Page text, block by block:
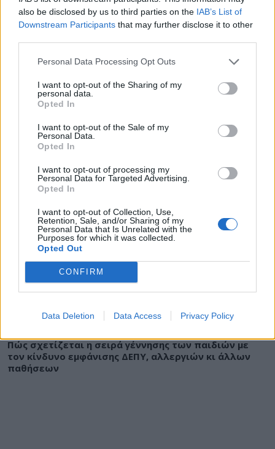
also be disclosed by us to third parties on the IAB’s List of
Downstream Participants that may further disclose it to other
Personal Data Processing Opt Outs
I want to opt-out of the Sharing of my
personal data.
Opted In
I want to opt-out of the Sale of my
Personal Data.
Opted In
I want to opt-out of processing my
Personal Data for Targeted Advertising.
Opted In
I want to opt-out of Collection, Use,
Retention, Sale, and/or Sharing of my
Personal Data that Is Unrelated with the
Purposes for which it was collected.
Opted Out
CONFIRM
Data Deletion Data Access Privacy Policy
Νοσοκομείο Βόλου: Δύο εκδοχές και μία ΕΔΕ για βίαιο
επεισόδιο – Με το μέρος των γιατρών ο Άδωνις
ΔΙΑΤΡΟΦΗ 10 Αυγούστου 2026 09:30
Διαβήτης και καλοκαιρινά φρούτα: Ποια
επιτρέπονται και τι χρειάζεται προσοχή
10 Αυγούστου 2026 08:45
Πώς σχετίζεται η σειρά γέννησης των παιδιών με
τον κίνδυνο εμφάνισης ΔΕΠΥ, αλλεργιών κι άλλων
παθήσεων